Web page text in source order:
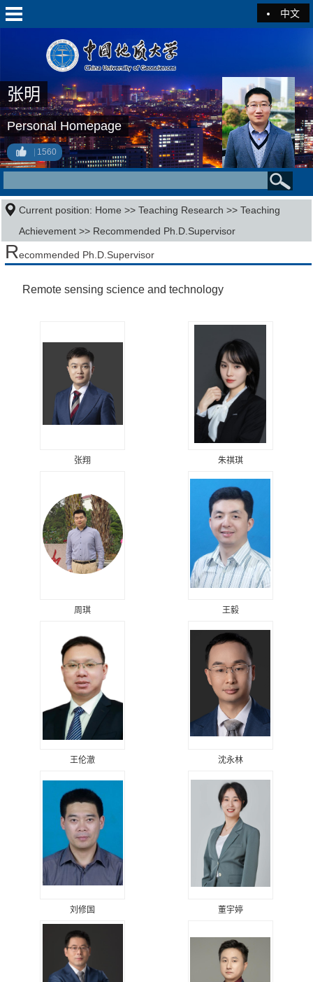
中文
张明
Personal Homepage
1560
Current position: Home >>Teaching Research >>Teaching
Achievement >> Recommended Ph.D.Supervisor
Recommended Ph.D.Supervisor
Remote sensing science and technology
张翔 朱祺琪
周琪 王毅
王伦澈 沈永林
刘修国 董宇婷